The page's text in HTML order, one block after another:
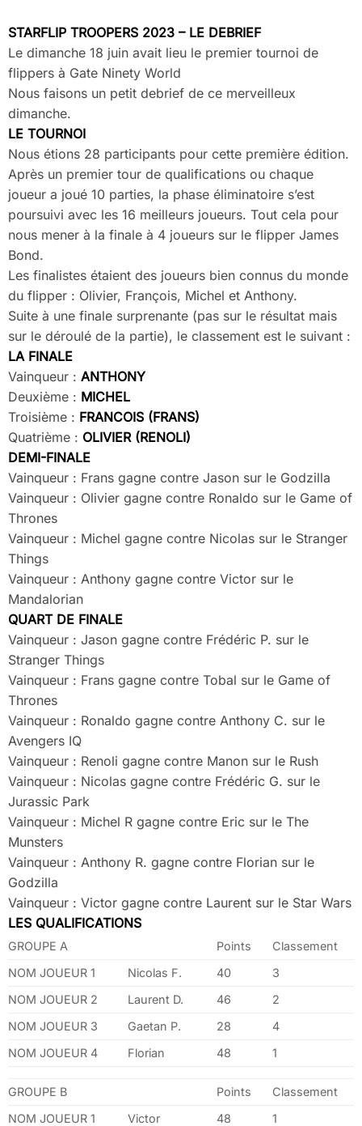
STARFLIP TROOPERS 2023 – LE DEBRIEF
Le dimanche 18 juin avait lieu le premier tournoi de
flippers à Gate Ninety World
Nous faisons un petit debrief de ce merveilleux
dimanche.
LE TOURNOI
Nous étions 28 participants pour cette première édition.
Après un premier tour de qualifications ou chaque
joueur a joué 10 parties, la phase éliminatoire s’est
poursuivi avec les 16 meilleurs joueurs. Tout cela pour
nous mener à la finale à 4 joueurs sur le flipper James
Bond.
Les finalistes étaient des joueurs bien connus du monde
du flipper : Olivier, François, Michel et Anthony.
Suite à une finale surprenante (pas sur le résultat mais
sur le déroulé de la partie), le classement est le suivant :
LA FINALE
Vainqueur : ANTHONY
Deuxième : MICHEL
Troisième : FRANCOIS (FRANS)
Quatrième : OLIVIER (RENOLI)
DEMI-FINALE
Vainqueur : Frans gagne contre Jason sur le Godzilla
Vainqueur : Olivier gagne contre Ronaldo sur le Game of
Thrones
Vainqueur : Michel gagne contre Nicolas sur le Stranger
Things
Vainqueur : Anthony gagne contre Victor sur le
Mandalorian
QUART DE FINALE
Vainqueur : Jason gagne contre Frédéric P. sur le
Stranger Things
Vainqueur : Frans gagne contre Tobal sur le Game of
Thrones
Vainqueur : Ronaldo gagne contre Anthony C. sur le
Avengers IQ
Vainqueur : Renoli gagne contre Manon sur le Rush
Vainqueur : Nicolas gagne contre Frédéric G. sur le
Jurassic Park
Vainqueur : Michel R gagne contre Eric sur le The
Munsters
Vainqueur : Anthony R. gagne contre Florian sur le
Godzilla
Vainqueur : Victor gagne contre Laurent sur le Star Wars
LES QUALIFICATIONS
GROUPE A Points
Classement
NOM JOUEUR 1
Nicolas F. 40
3
NOM JOUEUR 2
Laurent D. 46
2
NOM JOUEUR 3
Gaetan P. 28
4
NOM JOUEUR 4
Florian 48 1
GROUPE B Points
Classement
NOM JOUEUR 1
Victor 48
1